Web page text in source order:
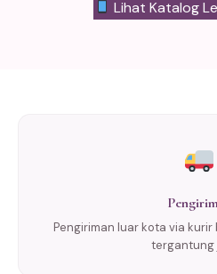
Lihat Katalog
Pengiriman luar kota via kurir
tergantung